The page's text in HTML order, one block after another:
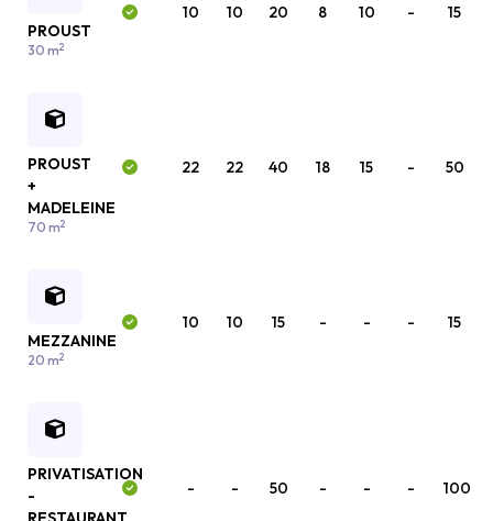
PROUST
30 m2
10 10 20 8 10 - 15
PROUST
+
MADELEINE
70 m2
22 22 40 18 15 - 50
MEZZANINE
20 m2
10 10 15 - - - 15
PRIVATISATION
-
- - 50 - - - 100